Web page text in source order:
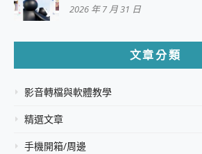
2026 年 7 月 31 日
文章分類
影音轉檔與軟體教學
精選文章
手機開箱/周邊